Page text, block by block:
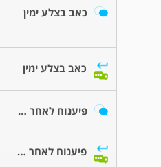
כאב בצלע ימין
כאב בצלע ימין
פיענוח לאחר בדיקת אגודל ימין mri
פיענוח לאחר בדיקת אגודל ימין mri